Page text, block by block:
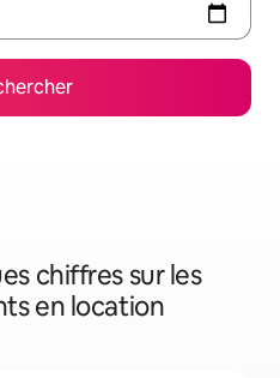
chiffres sur les
en location